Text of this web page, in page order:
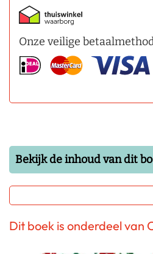
Onze veilige
Bekijk de inhoud van dit
Dit boek is onderdeel van